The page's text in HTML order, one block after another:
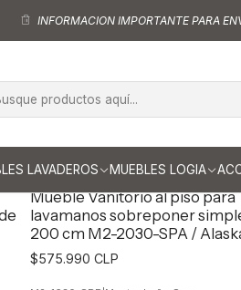
LAVADEROS MUEBLES LOGIA
INFORMACION IMPORTANTE PARA
Muebles para lavamanos sobreponer
para lavamanos
M2-2030-SPP|Master baño Spa
Mueble Vanitorio al piso para
lavamanos sobreponer
200 cm M2-2030-SPA /
$575.990 CLP